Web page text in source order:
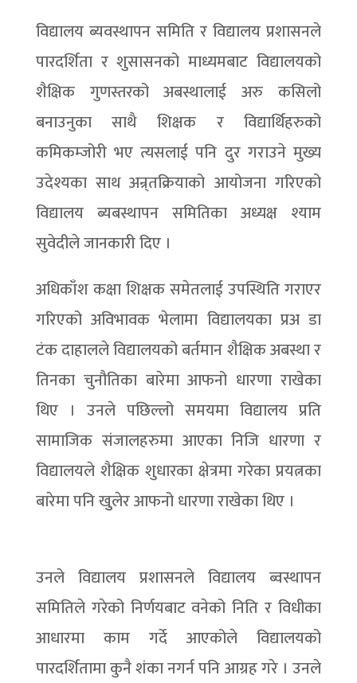
विद्यालय ब्यवस्थापन समिति र विद्यालय प्रशासनले
पारदर्शिता र शुसासनको माध्यमबाट विद्यालयको
शैक्षिक गुणस्तरको अबस्थालाई अरु कसिलो
बनाउनुका साथै शिक्षक र विद्यार्थिहरुको
कमिकम्जोरी भए त्यसलाई पनि दुर गराउने मुख्य
उदेश्यका साथ अन्र्तक्रियाको आयोजना गरिएको
विद्यालय ब्यबस्थापन समितिका अध्यक्ष श्याम
सुवेदीले जानकारी दिए ।
अधिकाँश कक्षा शिक्षक समेतलाई उपस्थिति गराएर
गरिएको अविभावक भेलामा विद्यालयका प्रअ डा
टंक दाहालले विद्यालयको बर्तमान शैक्षिक अबस्था र
तिनका चुनौतिका बारेमा आफनो धारणा राखेका
थिए । उनले पछिल्लो समयमा विद्यालय प्रति
सामाजिक संजालहरुमा आएका निजि धारणा र
विद्यालयले शैक्षिक शुधारका क्षेत्रमा गरेका प्रयत्नका
बारेमा पनि खुुलेर आफनो धारणा राखेका थिए ।
उनले विद्यालय प्रशासनले विद्यालय ब्वस्थापन
समितिले गरेको निर्णयबाट वनेको निति र विधीका
आधारमा काम गर्दे आएकोले विद्यालयको
पारदर्शितामा कुनै शंका नगर्न पनि आग्रह गरे । उनले